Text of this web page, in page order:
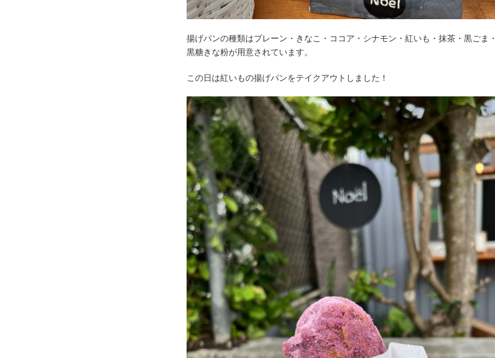
揚げパンの種類はプレーン・きなこ・ココア・シナモン・紅いも・抹茶・黒ごま・
黒糖きな粉が用意されています。
この日は紅いもの揚げパンをテイクアウトしました！